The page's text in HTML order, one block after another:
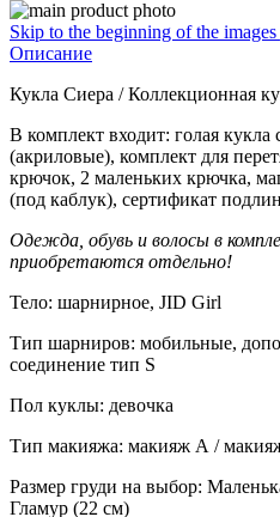
Skip to the beginning of the
Описание
Кукла Сиера / Коллекционная
В комплект входит: голая кукла
(акриловые), комплект для
крючок, 2 маленьких крючка,
(под каблук), сертификат
Одежда, обувь и волосы в
приобретаются отдельно!
Тело: шарнирное, JID Girl
Тип шарниров: мобильные,
соединение тип S
Пол куклы: девочка
Тип макияжа: макияж А /
Размер груди на выбор:
Гламур (22 см)